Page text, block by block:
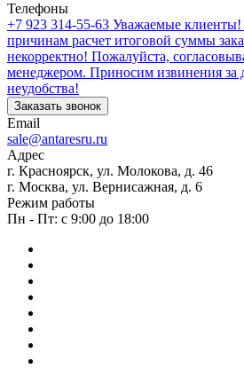
Телефоны
+7 923 314-55-63 Уважаемые
причинам расчет итоговой суммы
некорректно! Пожалуйста,
менеджером. Приносим извинения за
неудобства!
Заказать звонок
Email
sale@antaresru.ru
Адрес
г. Красноярск, ул. Молокова, д. 46
г. Москва, ул. Вернисажная, д. 6
Режим работы
Пн - Пт: с 9:00 до 18:00